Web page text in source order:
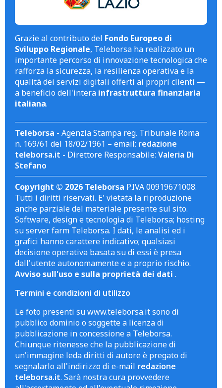
Grazie al contributo del Fondo Europeo di
Sviluppo Regionale, Teleborsa ha realizzato un
importante percorso di innovazione tecnologica che
rafforza la sicurezza, la resilienza operativa e la
qualità dei servizi digitali offerti ai propri clienti —
a beneficio dell'intera infrastruttura finanziaria
italiana.
Teleborsa - Agenzia Stampa reg. Tribunale Roma
n. 169/61 del 18/02/1961 – email: redazione
teleborsa.it - Direttore Responsabile: Valeria Di
Stefano
Copyright © 2026 Teleborsa P.IVA 00919671008.
Tutti i diritti riservati. E' vietata la riproduzione
anche parziale del materiale presente sul sito.
Software, design e tecnologia di Teleborsa; hosting
su server farm Teleborsa. I dati, le analisi ed i
grafici hanno carattere indicativo; qualsiasi
decisione operativa basata su di essi è presa
dall'utente autonomamente e a proprio rischio.
Avviso sull'uso e sulla proprietà dei dati .
Termini e condizioni di utilizzo
Le foto presenti su www.teleborsa.it sono di
pubblico dominio o soggette a licenza di
pubblicazione in concessione a Teleborsa.
Chiunque ritenesse che la pubblicazione di
un'immagine leda diritti di autore è pregato di
segnalarlo all'indirizzo di e-mail redazione
teleborsa.it. Sarà nostra cura provvedere